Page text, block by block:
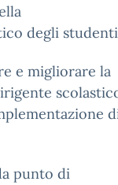
degli
e migliorare la
punto di